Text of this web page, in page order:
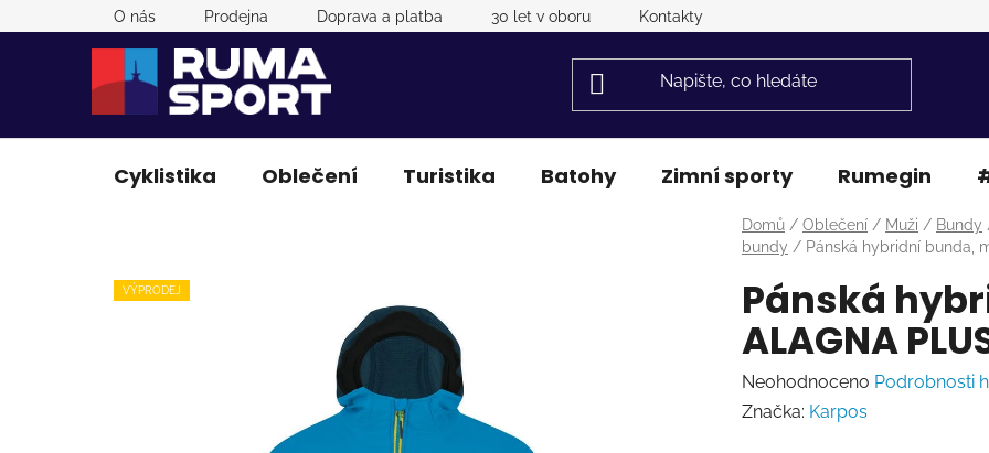
na
O nás Prodejna Doprava a platba 30 let v oboru Kontakty
Cyklistika Oblečení Turistika Batohy Zimní sporty Rumegin
Domů / Oblečení / Muži / Bundy
bundy / Pánská hybridní bunda,
Pánská
ALAGNA
Průměrné
hodnocení
Neohodnoceno Podrobnosti
Značka: Karpos
VÝPRODEJ